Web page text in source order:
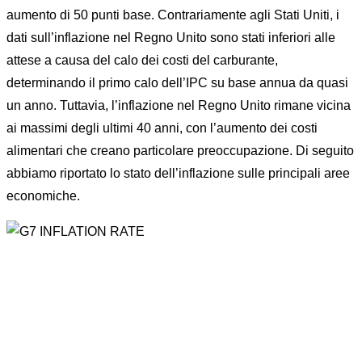
aumento di 50 punti base. Contrariamente agli Stati Uniti, i
dati sull’inflazione nel Regno Unito sono stati inferiori alle
attese a causa del calo dei costi del carburante,
determinando il primo calo dell’IPC su base annua da quasi
un anno. Tuttavia, l’inflazione nel Regno Unito rimane vicina
ai massimi degli ultimi 40 anni, con l’aumento dei costi
alimentari che creano particolare preoccupazione. Di seguito
abbiamo riportato lo stato dell’inflazione sulle principali aree
economiche.